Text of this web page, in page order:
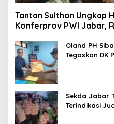
Tantan Sulthon Ungkap
Konferprov PWI Jabar,
Oland PH
Tegaskan DK
Sekda Jabar
Terindikasi